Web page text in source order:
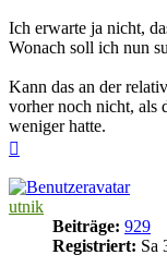
Ich erwarte ja nicht,
Wonach soll ich nun
Kann das an der
vorher noch nicht, als
weniger hatte.
utnik
Beiträge: 929
Registriert: Sa